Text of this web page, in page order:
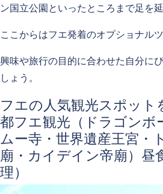
ン国立公園といったところまで足を
ここからはフエ発着のオプショナル
興味や旅行の目的に合わせた自分に
しょう。
フエの人気観光スポット
都フエ観光（ドラゴンボ
ムー寺・世界遺産王宮・
廟・カイデイン帝廟）昼
理）